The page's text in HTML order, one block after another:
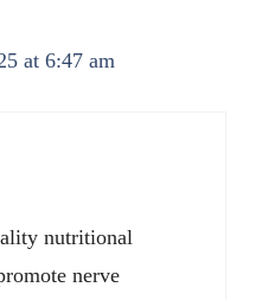
at 6:47 am
nutritional
nerve